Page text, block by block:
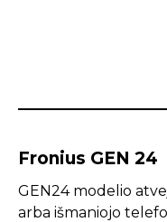
Fronius GEN 24
GEN24 modelio
arba išmaniojo